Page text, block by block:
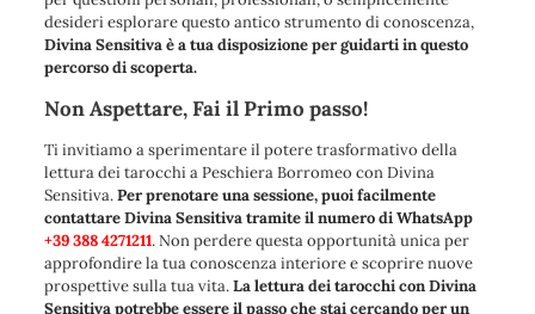
desideri esplorare questo antico strumento di conoscenza,
Divina Sensitiva è a tua disposizione per guidarti in questo
percorso di scoperta.
Non Aspettare, Fai il Primo passo!
Ti invitiamo a sperimentare il potere trasformativo della
lettura dei tarocchi a Peschiera Borromeo con Divina
Sensitiva.Per prenotare una sessione, puoi facilmente
contattare Divina Sensitiva tramite il numero di WhatsApp
+39 388 4271211. Non perdere questa opportunità unica per
approfondire la tua conoscenza interiore e scoprire nuove
prospettive sulla tua vita.La lettura dei tarocchi con Divina
Sensitiva potrebbe essere il passo che stai cercando per un